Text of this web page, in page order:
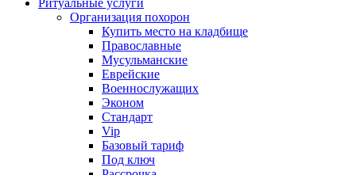
Ритуальные услуги
Организация похорон
Купить место на кладбище
Православные
Мусульманские
Еврейские
Военнослужащих
Эконом
Стандарт
Vip
Базовый тариф
Под ключ